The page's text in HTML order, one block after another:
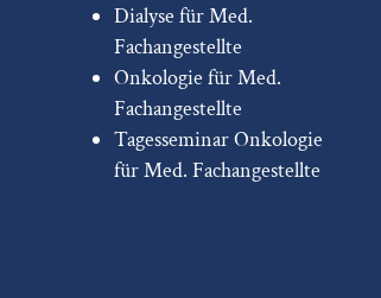
Dialyse für Med.
Fachangestellte
Onkologie für Med.
Fachangestellte
Tagesseminar Onkologie
für Med. Fachangestellte